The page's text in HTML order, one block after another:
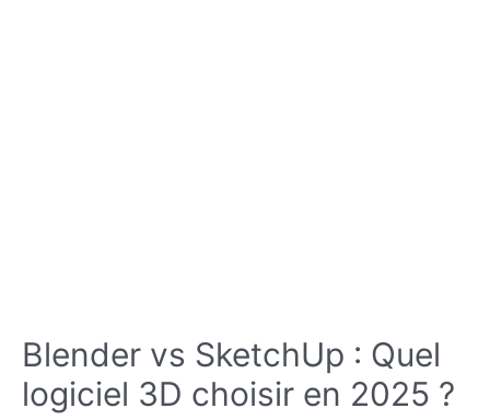
Blender vs SketchUp : Quel
logiciel 3D choisir en 2025 ?